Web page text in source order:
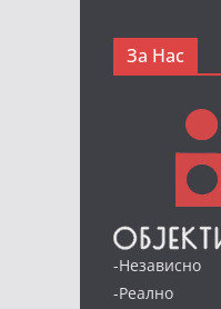
За Нас
-Независно
-Реално